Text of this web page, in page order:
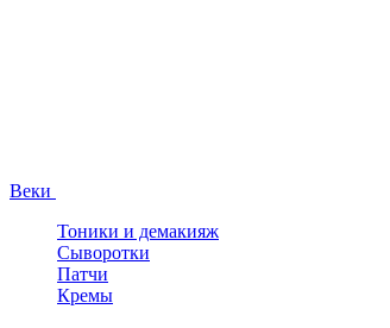
Веки
Тоники и демакияж
Сыворотки
Патчи
Кремы